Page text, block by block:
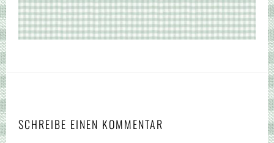
SCHREIBE EINEN KOMMENTAR